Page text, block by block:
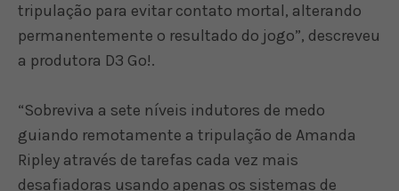
tripulação para evitar contato mortal, alterando
permanentemente o resultado do jogo”, descreveu
a produtora D3 Go!.
“Sobreviva a sete níveis indutores de medo
guiando remotamente a tripulação de Amanda
Ripley através de tarefas cada vez mais
desafiadoras usando apenas os sistemas de